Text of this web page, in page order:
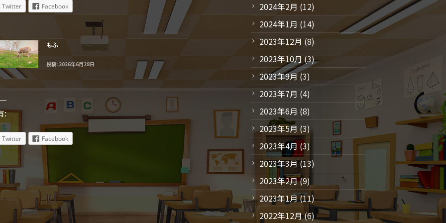
Twitter Facebook
もふ
投稿: 2026年6月28日
:
Twitter Facebook
2024年2月 (12)
2024年1月 (14)
2023年12月 (8)
2023年10月(3)
2023年9月(3)
2023年7月 (4)
2023年6月 (8)
2023年5月 (3)
2023年4月(3)
2023年3月(13)
2023年2月(9)
2023年1月(11)
2022年12月(6)